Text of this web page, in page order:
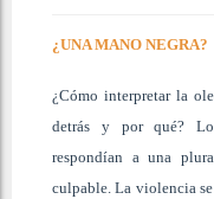
¿UNA MANO NEGRA?
¿Cómo interpretar la
detrás y por qué?
respondían a una
culpable. La violencia